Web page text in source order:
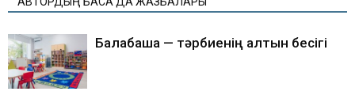
Балабақша — тәрбиенің алтын бесігі